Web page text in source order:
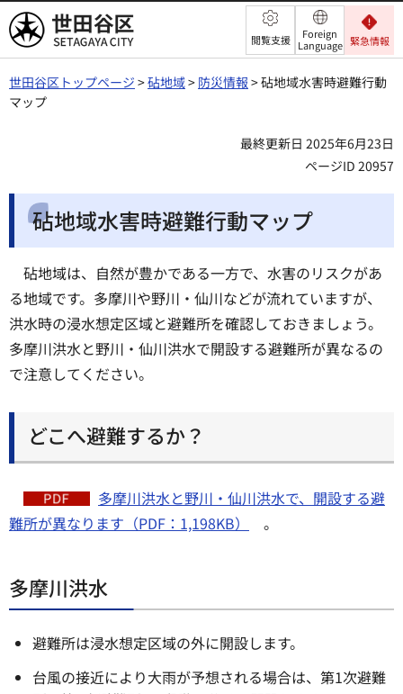
世田谷区 閲覧支援
Foreign
Language 緊急情報
世田谷区トップページ >砧地域> 防災情報 > 砧地域水害時避難行動
マップ
最終更新日 2025年6月23日
ページID 20957
砧地域水害時避難行動マップ
砧地域は、自然が豊かである一方で、水害のリスクがあ
る地域です。多摩川や野川・仙川などが流れていますが、
洪水時の浸水想定区域と避難所を確認しておきましょう。
多摩川洪水と野川・仙川洪水で開設する避難所が異なるの
で注意してください。
どこへ避難するか？
多摩川洪水と野川・仙川洪水で、開設する避
難所が異なります（PDF：1,198KB）
。
多摩川洪水
避難所は浸水想定区域の外に開設します。
台風の接近により大雨が予想される場合は、第1次避難